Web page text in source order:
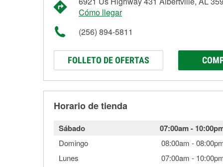
Cómo llegar
(256) 894-5811
FOLLETO DE OFERTAS
Horario de tienda
Sábado 07:00am-
Domingo 08:00am -
Lunes
07:00am -